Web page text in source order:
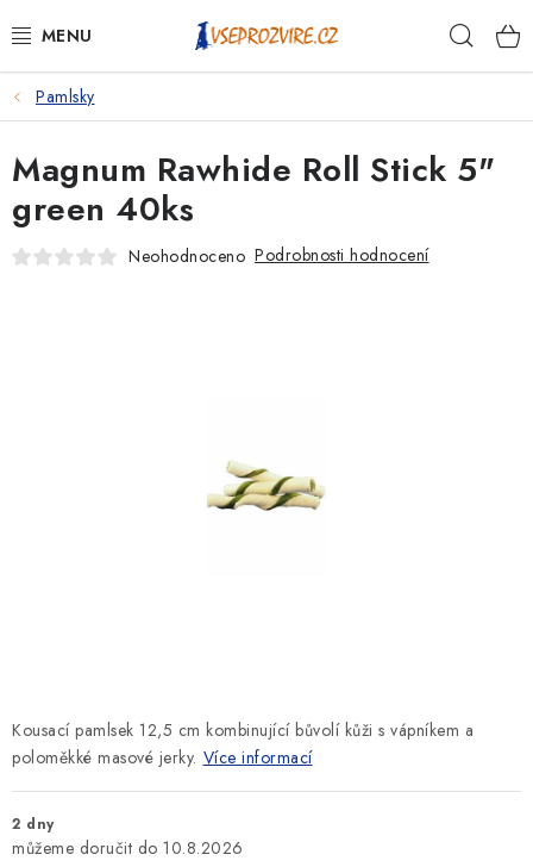
na
PSI
KOČKY
KONĚ
KRÁLÍCI/HLODAVCI/PTÁCI
Pamlsky
Kousací pamlsek 12,5 cm kombinující bůvolí kůži s vápníkem a
poloměkké masové jerky. Více informací
2 dny
10.8.2026
Magnum Rawhide Roll Stick 5"
green 40ks
Neohodnoceno Podrobnosti hodnocení